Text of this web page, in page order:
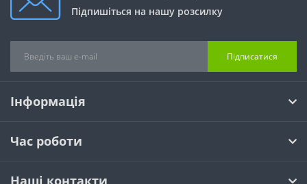
Підпишіться на нашу розсилку
Підписатися
Інформація
Час роботи
Наші контакти